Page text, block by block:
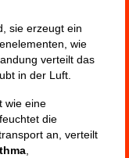
sie erzeugt ein
wie
verteilt das
in der Luft.
wie eine
die
an, verteilt
,